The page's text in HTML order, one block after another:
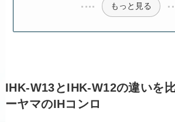
もっと見る
IHK-W13とIHK-W12の違いを
ーヤマのIHコンロ